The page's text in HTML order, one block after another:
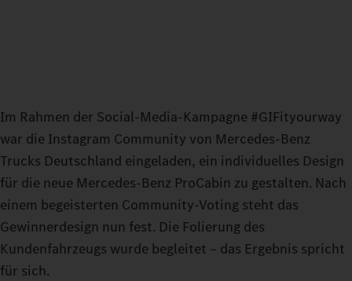
Im Rahmen der Social-Media-Kampagne #GIFityourway
war die Instagram Community von Mercedes-Benz
Trucks Deutschland eingeladen, ein individuelles Design
für die neue Mercedes-Benz ProCabin zu gestalten. Nach
einem begeisterten Community-Voting steht das
Gewinnerdesign nun fest. Die Folierung des
Kundenfahrzeugs wurde begleitet – das Ergebnis spricht
für sich.